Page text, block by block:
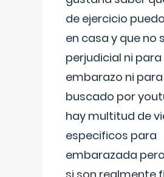
de ejercicio
en casa y que no
perjudicial ni para
embarazo ni para
buscado por
hay multitud de
especificos para
embarazada